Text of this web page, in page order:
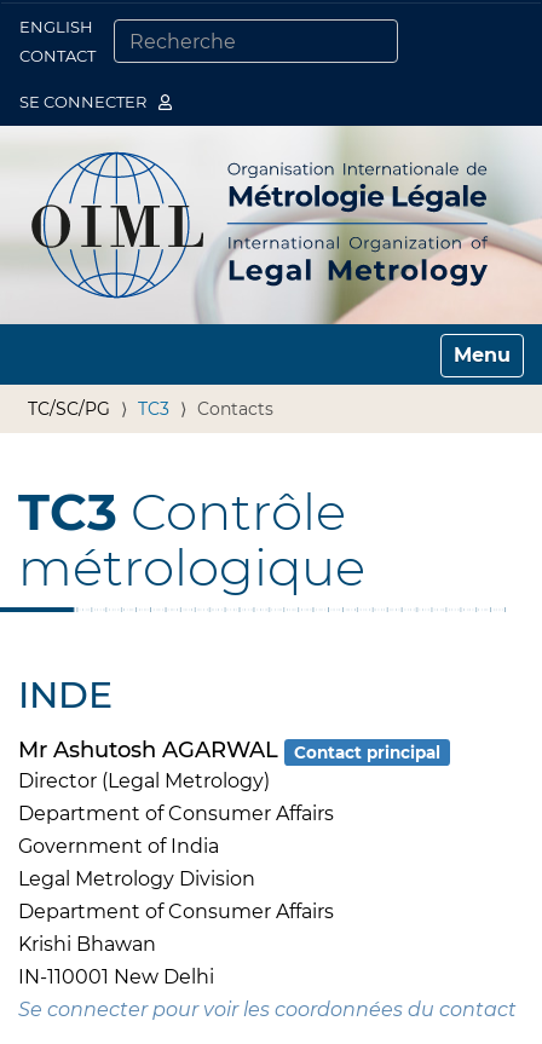
ENGLISH
CONTACT
SE CONNECTER
Toggle
TC/SC/PG TC3 Contacts
TC3 Contrôle
métrologique
INDE
Mr Ashutosh AGARWAL Contact principal
Director (Legal Metrology)
Department of Consumer Affairs
Government of India
Legal Metrology Division
Department of Consumer Affairs
Krishi Bhawan
IN-110001 New Delhi
Se connecter pour voir les coordonnées du contact